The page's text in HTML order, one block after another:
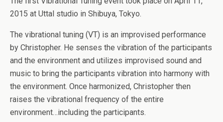
2015 at Uttal studio in Shibuya, Tokyo.
The vibrational tuning (VT) is an improvised performance
by Christopher. He senses the vibration of the participants
and the environment and utilizes improvised sound and
music to bring the participants vibration into harmony with
the environment. Once harmonized, Christopher then
raises the vibrational frequency of the entire
environment…including the participants.